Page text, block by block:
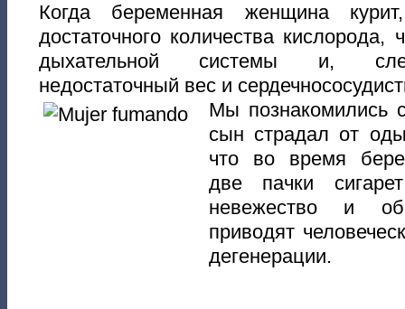
Когда беременная женщина
достаточного количества
дыхательной системы и,
недостаточный вес и
Мы познакомились
сын страдал от
что во время
две пачки
невежество и
приводят
дегенерации.